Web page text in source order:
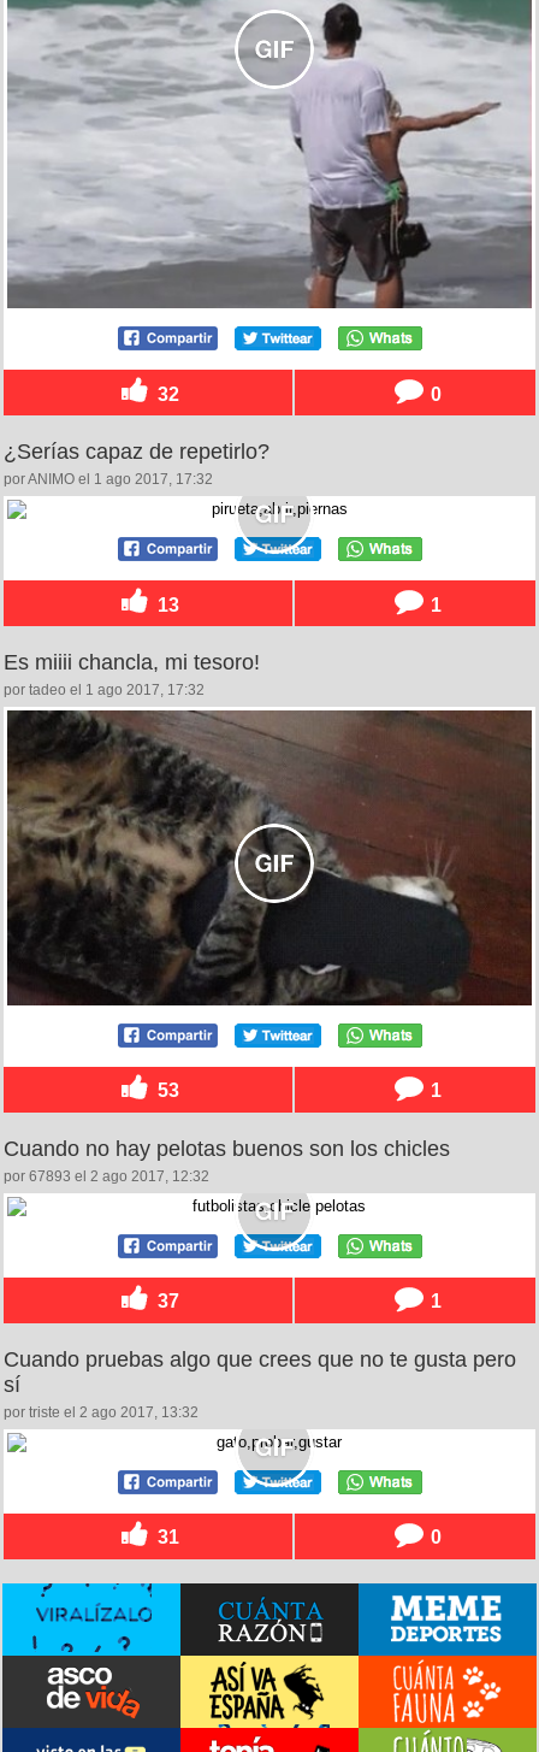
32 0
¿Serías capaz de repetirlo?
por ANIMO el 1 ago 2017, 17:32
13 1
Es miiii chancla, mi tesoro!
por tadeo el 1 ago 2017, 17:32
53 1
Cuando no hay pelotas buenos son los chicles
por 67893 el 2 ago 2017, 12:32
37 1
Cuando pruebas algo que crees que no te gusta pero
sí
por triste el 2 ago 2017, 13:32
31 0